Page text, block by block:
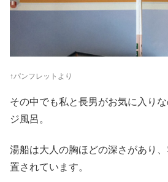
↑パンフレットより
その中でも私と長男がお気に入り
ジ風呂。
湯船は大人の胸ほどの深さがあり
置されています。